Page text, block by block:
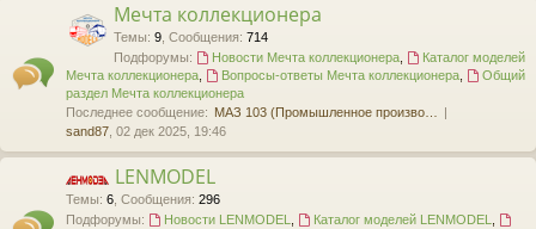
Мечта коллекционера
Темы: 9, Сообщения: 714
Подфорумы:
Новости Мечта коллекционера,
Каталог моделей
Мечта коллекционера, Вопросы-ответы Мечта коллекционера,
Общий
раздел Мечта коллекционера
Последнее сообщение: МАЗ 103 (Промышленное произво…
sand87, 02 дек 2025, 19:46
LENMODEL
Темы: 6, Сообщения: 296
Подфорумы:
Новости LENMODEL, Каталог моделей LENMODEL,